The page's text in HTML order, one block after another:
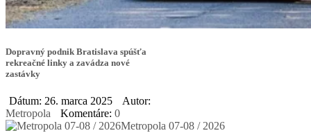
Dopravný podnik Bratislava spúšťa
rekreačné linky a zavádza nové
zastávky
Dátum: 26. marca 2025
Autor:
Metropola
Komentáre: 0
Metropola 07-08 / 2026